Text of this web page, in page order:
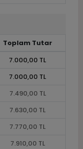
Toplam Tutar
7.000,00 TL
7.000,00 TL
7.490,00 TL
7.630,00 TL
7.770,00 TL
7.910,00 TL